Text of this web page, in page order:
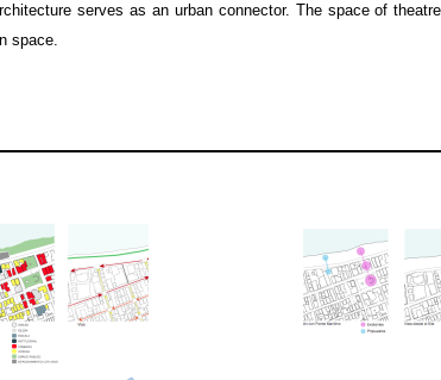
serves as an urban connector. The space of
space.